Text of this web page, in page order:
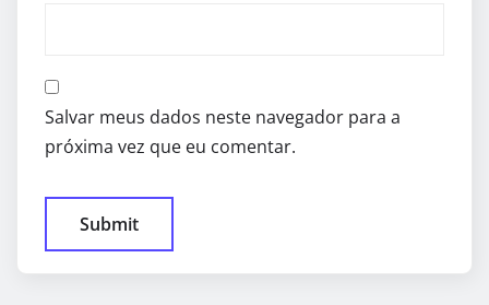
Salvar meus dados neste navegador para a
próxima vez que eu comentar.